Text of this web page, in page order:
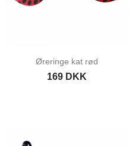
Øreringe kat rød
169 DKK